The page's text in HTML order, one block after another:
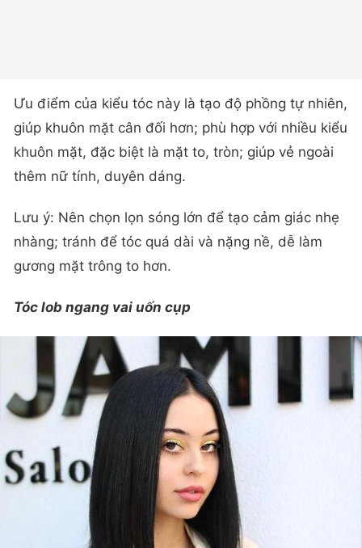
Ưu điểm của kiểu tóc này là tạo độ phồng tự nhiên,
giúp khuôn mặt cân đối hơn; phù hợp với nhiều kiểu
khuôn mặt, đặc biệt là mặt to, tròn; giúp vẻ ngoài
thêm nữ tính, duyên dáng.
Lưu ý: Nên chọn lọn sóng lớn để tạo cảm giác nhẹ
nhàng; tránh để tóc quá dài và nặng nề, dễ làm
gương mặt trông to hơn.
Tóc lob ngang vai uốn cụp